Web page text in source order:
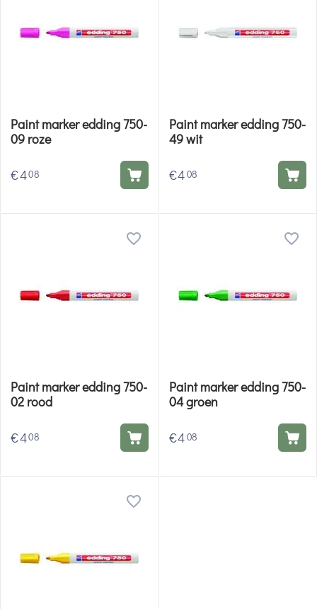
Paint marker edding 750-
09 roze
€408
Paint marker edding 750-
49 wit
€408
Paint marker edding 750-
02 rood
€408
Paint marker edding 750-
04 groen
€408